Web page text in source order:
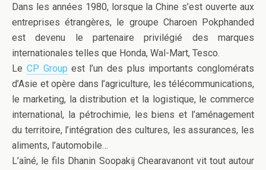
Dans les années 1980, lorsque la Chine s’est ouverte aux
entreprises étrangères, le groupe Charoen Pokphanded
est devenu le partenaire privilégié des marques
internationales telles que Honda, Wal-Mart, Tesco.
Le CP Group est l’un des plus importants conglomérats
d’Asie et opère dans l’agriculture, les télécommunications,
le marketing, la distribution et la logistique, le commerce
international, la pétrochimie, les biens et l’aménagement
du territoire, l’intégration des cultures, les assurances, les
aliments, l’automobile…
L’aîné, le fils Dhanin Soopakij Chearavanont vit tout autour